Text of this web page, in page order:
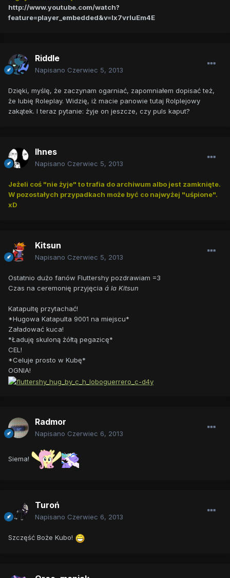
http://www.youtube.com/watch?
feature=player_embedded&v=Ix7vrluEm4E
Riddle
Napisano Czerwiec 5, 2013
Dzięki, myślę, że zaczynam ogarniać, zapomniałem dopisać też,
że lubię Roleplay. Widzię, iż macie panowie tutaj Rolplejowy
zakątek. I teraz pytanie: żyje on jeszcze, czy puls kaput?
Ihnes
Napisano Czerwiec 5, 2013
Jeżeli coś "nie żyje" to trafia do archiwum albo jest zamknięte.
W pozostałych przypadkach może być co najwyżej "uśpione".
xD
Kitsun
Napisano Czerwiec 5, 2013
Ostatnio dużo fanów Fluttershy pozdrawiam =3
Czas na ceremonię przyjęcia á la Kitsun
Katapultę przytachać!
*Hugowa Katapulta 9001 na miejscu*
Załadować kuca!
*Ładuję skuloną żółtą pegazicę*
CEL!
*Celuje prosto w Kubę*
OGNIA!
Radmor
Napisano Czerwiec 6, 2013
Siema!
Turoń
Napisano Czerwiec 6, 2013
Szczęść Boże Kubo!